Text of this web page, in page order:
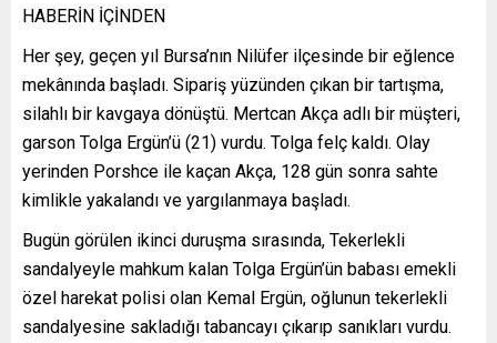
HABERİN İÇİNDEN
Her şey, geçen yıl Bursa’nın Nilüfer ilçesinde bir eğlence
mekânında başladı. Sipariş yüzünden çıkan bir tartışma,
silahlı bir kavgaya dönüştü. Mertcan Akça adlı bir müşteri,
garson Tolga Ergün’ü (21) vurdu. Tolga felç kaldı. Olay
yerinden Porshce ile kaçan Akça, 128 gün sonra sahte
kimlikle yakalandı ve yargılanmaya başladı.
Bugün görülen ikinci duruşma sırasında, Tekerlekli
sandalyeyle mahkum kalan Tolga Ergün’ün babası emekli
özel harekat polisi olan Kemal Ergün, oğlunun tekerlekli
sandalyesine sakladığı tabancayı çıkarıp sanıkları vurdu.